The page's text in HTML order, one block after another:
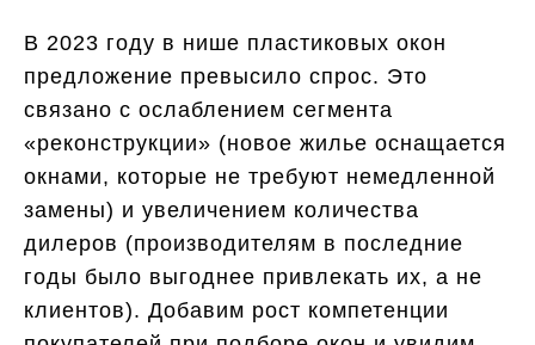
В 2023 году в нише пластиковых окон
предложение превысило спрос. Это
связано с ослаблением сегмента
«реконструкции» (новое жилье оснащается
окнами, которые не требуют немедленной
замены) и увеличением количества
дилеров (производителям в последние
годы было выгоднее привлекать их, а не
клиентов). Добавим рост компетенции